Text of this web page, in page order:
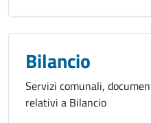
Bilancio
Servizi comunali,
relativi a Bilancio